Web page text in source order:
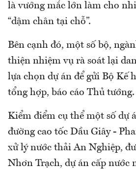
là vướng mắc lớn làm cho
“dậm chân tại chỗ”.
Bên cạnh đó, một số bộ,
thiện nhiệm vụ rà soát lại
lựa chọn dự án để gửi Bộ Kế
tổng hợp, báo cáo Thủ tướng.
Kiểm điểm cụ thể một số dự
đường cao tốc Dầu Giây -
xử lý nước thải An Nghiệp,
Nhơn Trạch, dự án cấp nước